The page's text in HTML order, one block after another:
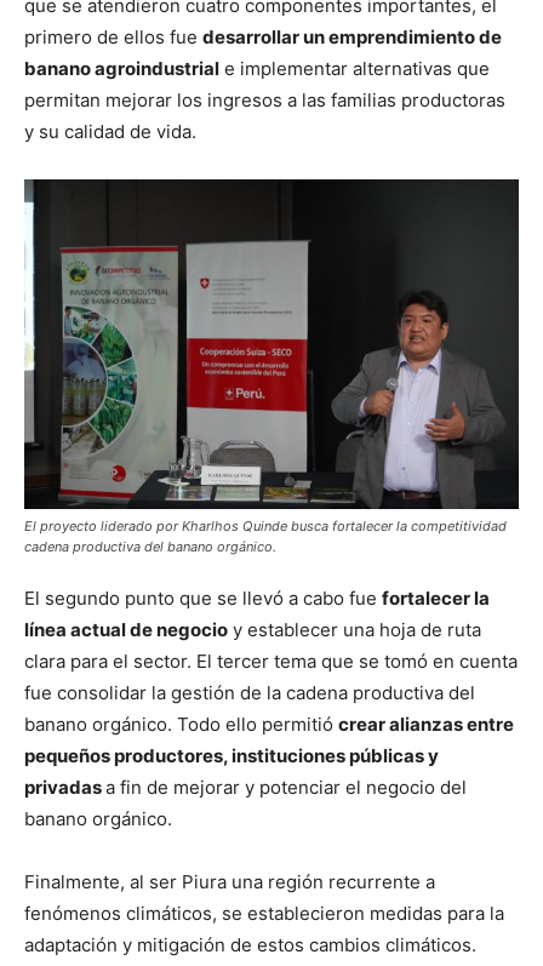
que se atendieron cuatro componentes importantes, el
primero de ellos fue desarrollar un emprendimiento de
banano agroindustrial e implementar alternativas que
permitan mejorar los ingresos a las familias productoras
y su calidad de vida.
El proyecto liderado porKharlhos Quinde busca fortalecer la competitividad
cadena productiva del banano orgánico.
El segundo punto que se llevó a cabo fue fortalecer la
línea actual de negocio y establecer una hoja de ruta
clara para el sector. El tercer tema que se tomó en cuenta
fue consolidar la gestión de la cadena productiva del
banano orgánico. Todo ello permitió crear alianzas entre
pequeños productores, instituciones públicas y
privadasa fin de mejorar y potenciar el negocio del
banano orgánico.
Finalmente, al ser Piura una región recurrente a
fenómenos climáticos, se establecieron medidas para la
adaptación y mitigación de estos cambios climáticos.